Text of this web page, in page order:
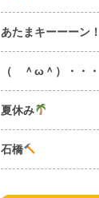
あたまキーーーン！
（ ＾ω＾）・・・
夏休み
石橋